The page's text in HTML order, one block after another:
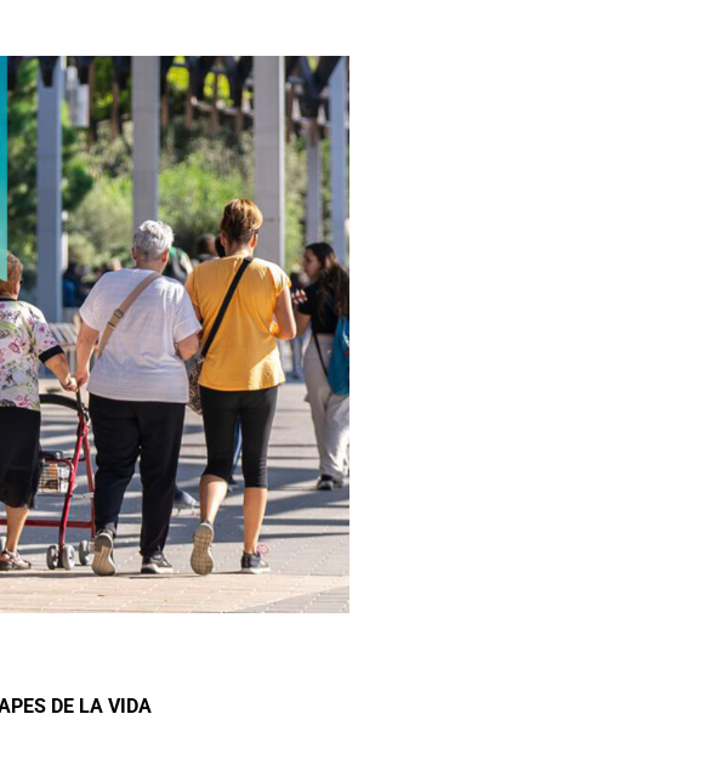
DE LA VIDA